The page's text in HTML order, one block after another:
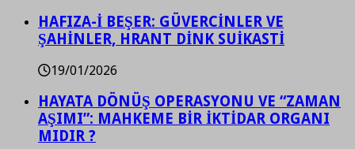
HAFIZA-İ BEŞER: GÜVERCİNLER VE
ŞAHİNLER, HRANT DİNK SUİKASTİ
19/01/2026
HAYATA DÖNÜŞ OPERASYONU VE “ZAMAN
AŞIMI”: MAHKEME BİR İKTİDAR ORGANI
MIDIR ?